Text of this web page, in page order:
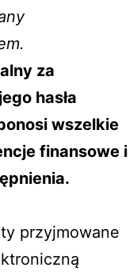
.
za
hasła
wszelkie
finansowe i
przyjmowane